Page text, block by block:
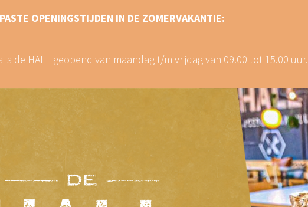
OPENINGSTIJDEN IN DE ZOMERVAKANTIE:
de HALL geopend van maandag t/m vrijdag van 09.00 tot 15.00 uur.